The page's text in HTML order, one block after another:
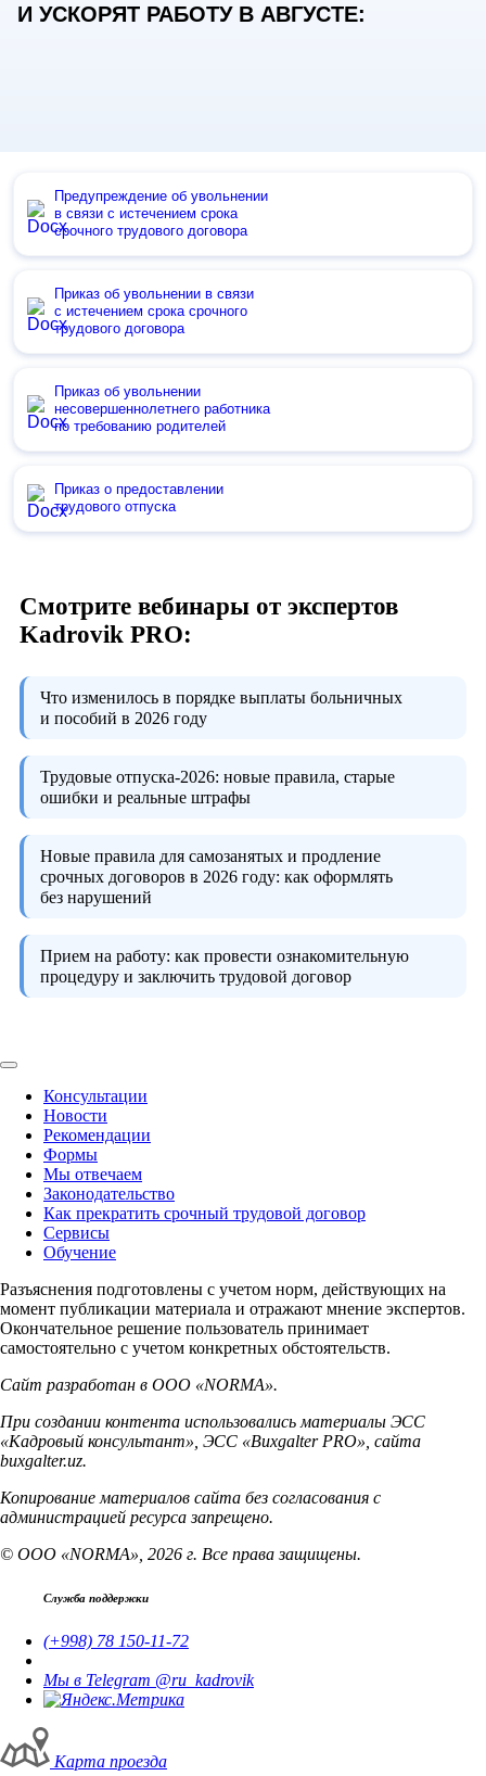
И УСКОРЯТ РАБОТУ В АВГУСТЕ:
Предупреждение об увольнении
в связи с истечением срока
срочного трудового договора
Приказ об увольнении в связи
с истечением срока срочного
трудового договора
Приказ об увольнении
несовершеннолетнего работника
по требованию родителей
Приказ о предоставлении
трудового отпуска
Смотрите вебинары от экспертов
Kadrovik PRO:
Что изменилось в порядке выплаты больничных
и пособий в 2026 году
Трудовые отпуска-2026: новые правила, старые
ошибки и реальные штрафы
Новые правила для самозанятых и продление
срочных договоров в 2026 году: как оформлять
без нарушений
Прием на работу: как провести ознакомительную
процедуру и заключить трудовой договор
Консультации
Новости
Рекомендации
Формы
Мы отвечаем
Законодательство
Как прекратить срочный трудовой договор
Сервисы
Обучение
Разъяснения подготовлены с учетом норм, действующих на
момент публикации материала и отражают мнение экспертов.
Окончательное решение пользователь принимает
самостоятельно с учетом конкретных обстоятельств.
Сайт разработан в ООО «NORMA».
При создании контента использовались материалы ЭСС
«Кадровый консультант», ЭСС «Buxgalter PRO», сайта
buxgalter.uz.
Копирование материалов сайта без согласования с
администрацией ресурса запрещено.
© ООО «NORMA», 2026 г. Все права защищены.
Служба поддержки
(+998) 78 150-11-72
Мы в Telegram @ru_kadrovik
Карта проезда